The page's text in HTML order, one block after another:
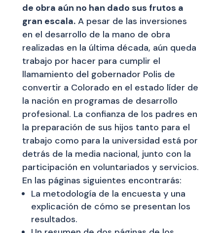
de obra aún no han dado sus frutos a
gran escala.A pesar de las inversiones
en el desarrollo de la mano de obra
realizadas en la última década, aún queda
trabajo por hacer para cumplir el
llamamiento del gobernador Polis de
convertir a Colorado en el estado líder de
la nación en programas de desarrollo
profesional. La confianza de los padres en
la preparación de sus hijos tanto para el
trabajo como para la universidad está por
detrás de la media nacional, junto con la
participación en voluntariados y servicios.
En las páginas siguientes encontrarás:
La metodología de la encuesta y una
explicación de cómo se presentan los
resultados.